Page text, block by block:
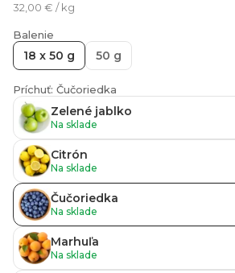
32,00 € / kg
Balenie
18 x 50 g 50 g
Príchuť: Čučoriedka
Zelené jablko
Na sklade
Citrón
Na sklade
Čučoriedka
Na sklade
Marhuľa
Na sklade